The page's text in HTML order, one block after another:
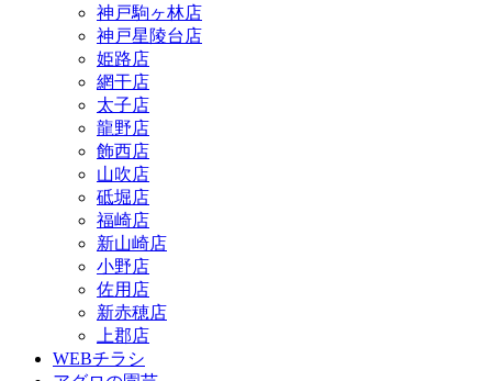
神戸駒ヶ林店
神戸星陵台店
姫路店
網干店
太子店
龍野店
飾西店
山吹店
砥堀店
福崎店
新山崎店
小野店
佐用店
新赤穂店
上郡店
WEBチラシ